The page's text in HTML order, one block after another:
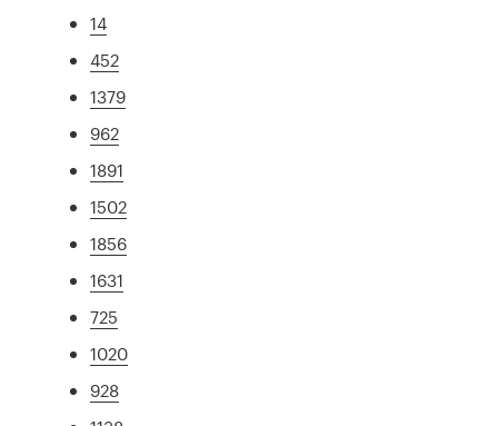
14
452
1379
962
1891
1502
1856
1631
725
1020
928